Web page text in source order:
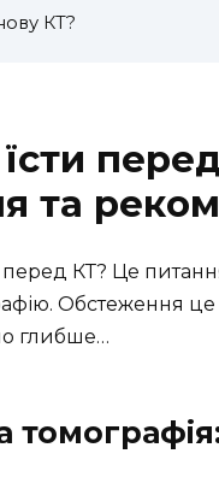
КТ?
та
КТ? Це
Обстеження
глибше…